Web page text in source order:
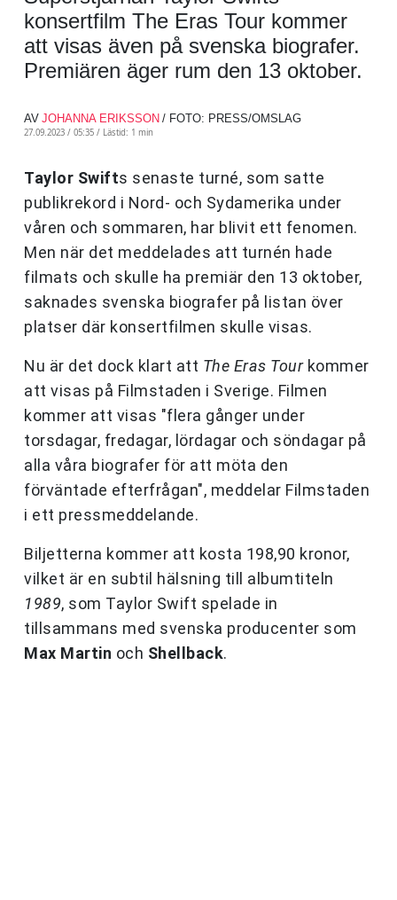
konsertfilm The Eras Tour kommer
att visas även på svenska biografer.
Premiären äger rum den 13 oktober.
AV JOHANNA ERIKSSON / FOTO: PRESS/OMSLAG
27.09.2023 / 05:35 / Lästid: 1 min
Taylor Swifts senaste turné, som satte
publikrekord i Nord- och Sydamerika under
våren och sommaren, har blivit ett fenomen.
Men när det meddelades att turnén hade
filmats och skulle ha premiär den 13 oktober,
saknades svenska biografer på listan över
platser där konsertfilmen skulle visas.
Nu är det dock klart att The Eras Tourkommer
att visas på Filmstaden i Sverige. Filmen
kommer att visas "flera gånger under
torsdagar, fredagar, lördagar och söndagar på
alla våra biografer för att möta den
förväntade efterfrågan", meddelar Filmstaden
i ett pressmeddelande.
Biljetterna kommer att kosta 198,90 kronor,
vilket är en subtil hälsning till albumtiteln
1989, som Taylor Swift spelade in
tillsammans med svenska producenter som
Max Martin och Shellback.